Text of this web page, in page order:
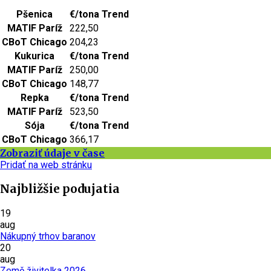
Pšenica €/tona Trend
MATIF Paríž
222,50
CBoT Chicago 204,23
Kukurica
€/tona Trend
MATIF Paríž
250,00
CBoT Chicago 148,77
Repka
€/tona Trend
MATIF Paríž
523,50
Sója
€/tona Trend
CBoT Chicago 366,17
Zobraziť údaje v čase
Pridať na web stránku
Najbližšie podujatia
19
aug
Nákupný trhov baranov
20
aug